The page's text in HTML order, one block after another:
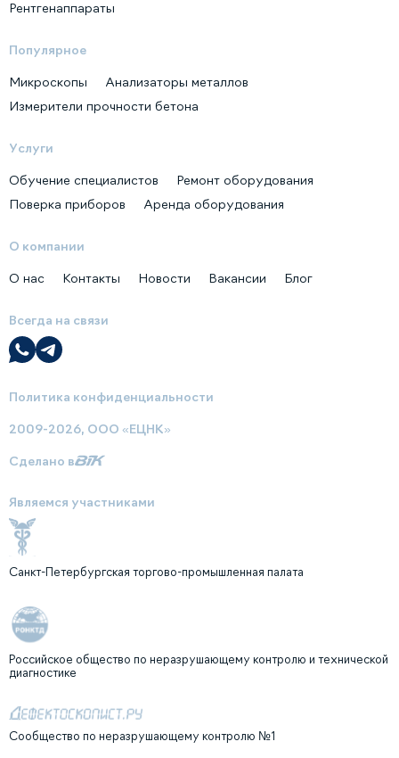
Рентгенаппараты
Популярное
Микроскопы
Анализаторы металлов
Измерители прочности бетона
Услуги
Обучение специалистов
Ремонт оборудования
Поверка приборов
Аренда оборудования
О компании
О нас Контакты Новости Вакансии Блог
Всегда на связи
Политика конфиденциальности
2009-2026, ООО «ЕЦНК»
Сделано в
Являемся участниками
Санкт-Петербургская торгово-промышленная палата
Российское общество по неразрушающему контролю и технической
диагностике
Сообщество по неразрушающему контролю №1